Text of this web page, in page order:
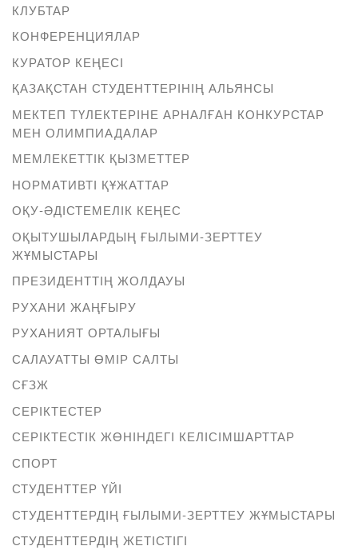
КЛУБТАР
КОНФЕРЕНЦИЯЛАР
КУРАТОР КЕҢЕСІ
ҚАЗАҚСТАН СТУДЕНТТЕРІНІҢ АЛЬЯНСЫ
МЕКТЕП ТҮЛЕКТЕРІНЕ АРНАЛҒАН КОНКУРСТАР
МЕН ОЛИМПИАДАЛАР
МЕМЛЕКЕТТІК ҚЫЗМЕТТЕР
НОРМАТИВТІ ҚҰЖАТТАР
ОҚУ-ӘДІСТЕМЕЛІК КЕҢЕС
ОҚЫТУШЫЛАРДЫҢ ҒЫЛЫМИ-ЗЕРТТЕУ
ЖҰМЫСТАРЫ
ПРЕЗИДЕНТТІҢ ЖОЛДАУЫ
РУХАНИ ЖАҢҒЫРУ
РУХАНИЯТ ОРТАЛЫҒЫ
САЛАУАТТЫ ӨМІР САЛТЫ
СҒЗЖ
СЕРІКТЕСТЕР
СЕРІКТЕСТІК ЖӨНІНДЕГІ КЕЛІСІМШАРТТАР
СПОРТ
СТУДЕНТТЕР ҮЙІ
СТУДЕНТТЕРДІҢ ҒЫЛЫМИ-ЗЕРТТЕУ ЖҰМЫСТАРЫ
СТУДЕНТТЕРДІҢ ЖЕТІСТІГІ